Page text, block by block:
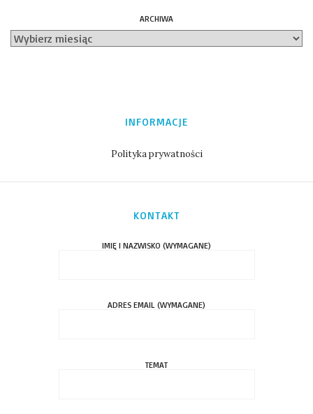
ARCHIWA
INFORMACJE
Polityka prywatności
KONTAKT
IMIĘ I NAZWISKO (WYMAGANE)
ADRES EMAIL (WYMAGANE)
TEMAT